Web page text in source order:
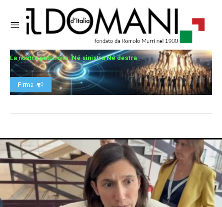
La nostra petizione: Né sinistra Né destra
Firma -